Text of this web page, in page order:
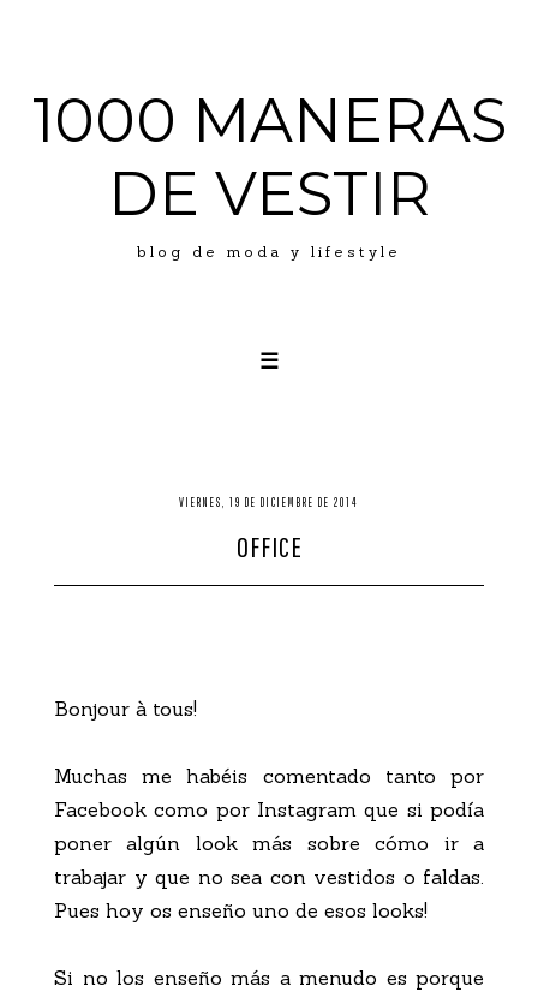
1000 MANERAS
DE VESTIR
blog de moda y lifestyle
☰
PRESS
CONTACTO
VIERNES, 19 DE DICIEMBRE DE 2014
OFFICE
Bonjour à tous!
Muchas me habéis comentado tanto por
Facebook como por Instagram que si podía
poner algún look más sobre cómo ir a
trabajar y que no sea con vestidos o faldas.
Pues hoy os enseño uno de esos looks!
Si no los enseño más a menudo es porque